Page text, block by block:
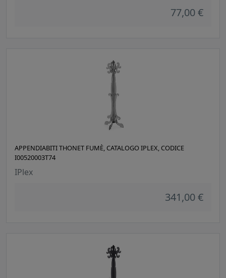
77,00 €
APPENDIABITI THONET FUMÈ, CATALOGO IPLEX, CODICE
I00520003T74
IPlex
341,00 €